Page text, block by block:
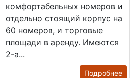
комфортабельных номеров и
отдельно стоящий корпус на
60 номеров, и торговые
площади в аренду. Имеются
2-а...
Подробнее